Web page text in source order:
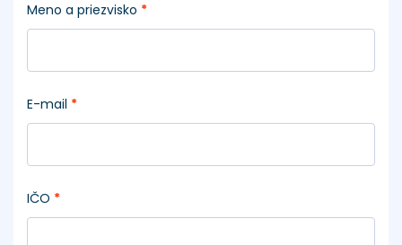
Meno a priezvisko *
E-mail *
IČO *